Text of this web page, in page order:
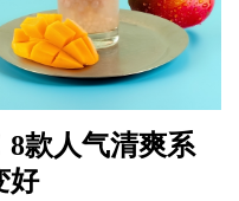
8款人气清爽系
好